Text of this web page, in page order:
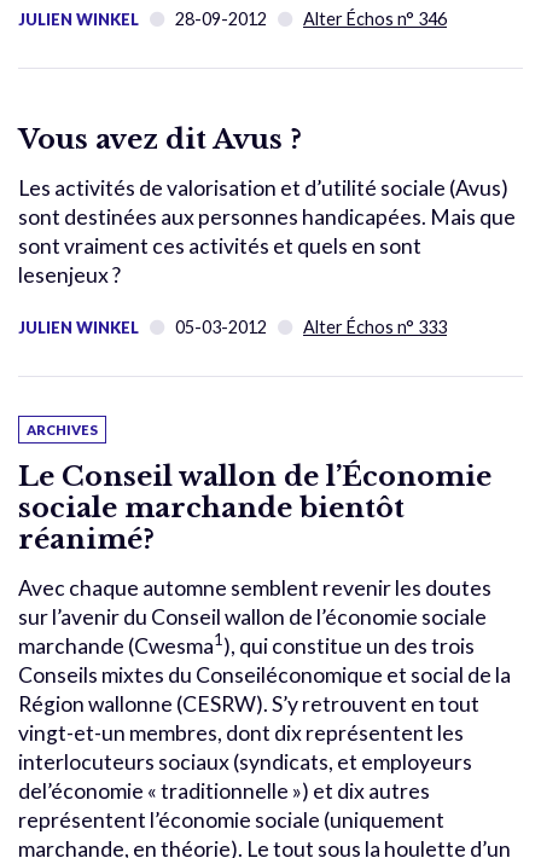
JULIEN WINKEL 28-09-2012 Alter Échos n° 346
Vous avez dit Avus ?
Les activités de valorisation et d’utilité sociale (Avus)
sont destinées aux personnes handicapées. Mais que
sont vraiment ces activités et quels en sont
lesenjeux ?
JULIEN WINKEL 05-03-2012 Alter Échos n° 333
ARCHIVES
Le Conseil wallon de l’Économie
sociale marchande bientôt
réanimé?
Avec chaque automne semblent revenir les doutes
sur l’avenir du Conseil wallon de l’économie sociale
marchande (Cwesma1 ), qui constitue un des trois
Conseils mixtes du Conseiléconomique et social de la
Région wallonne (CESRW). S’y retrouvent en tout
vingt-et-un membres, dont dix représentent les
interlocuteurs sociaux (syndicats, et employeurs
del’économie « traditionnelle ») et dix autres
représentent l’économie sociale (uniquement
marchande, en théorie). Le tout sous la houlette d’un